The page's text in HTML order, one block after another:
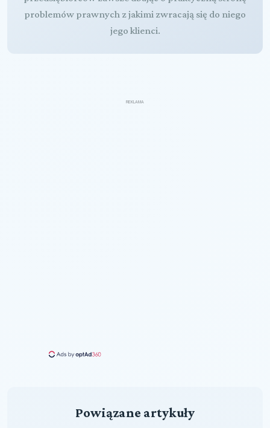
problemów prawnych z jakimi zwracają się do niego
jego klienci.
REKLAMA
Powiązane artykuły